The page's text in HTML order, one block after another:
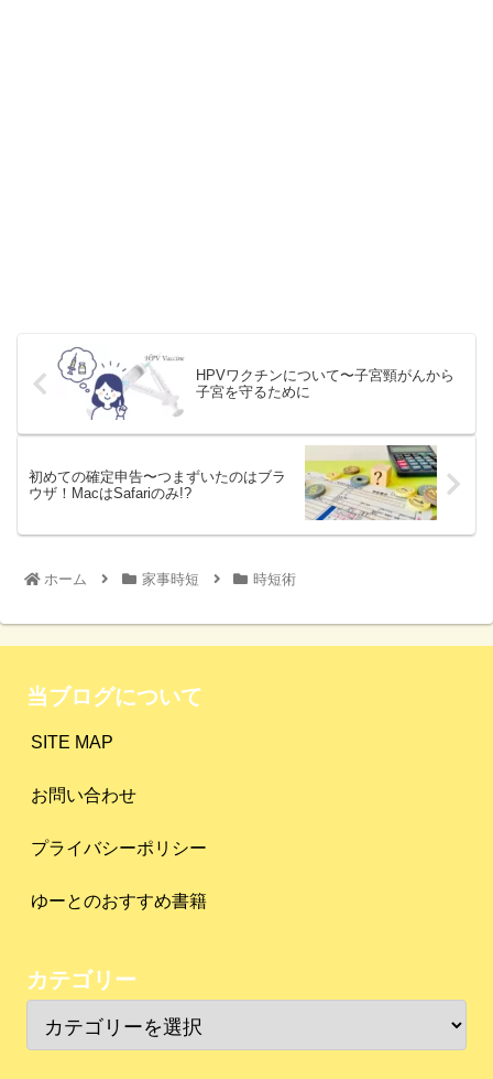
HPVワクチンについて〜子宮頸がんから
子宮を守るために
初めての確定申告〜つまずいたのはブラ
ウザ！MacはSafariのみ!?
ホーム 家事時短 時短術
当ブログについて
SITE MAP
お問い合わせ
プライバシーポリシー
ゆーとのおすすめ書籍
カテゴリー